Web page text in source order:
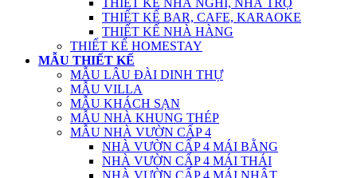
THIẾT KẾ NHÀ NGHỈ, NHÀ TRỌ
THIẾT KẾ BAR, CAFE, KARAOKE
THIẾT KẾ NHÀ HÀNG
THIẾT KẾ HOMESTAY
MẪU THIẾT KẾ
MẪU LÂU ĐÀI DINH THỰ
MẪU VILLA
MẪU KHÁCH SẠN
MẪU NHÀ KHUNG THÉP
MẪU NHÀ VƯỜN CẤP 4
NHÀ VƯỜN CẤP 4 MÁI BẰNG
NHÀ VƯỜN CẤP 4 MÁI THÁI
NHÀ VƯỜN CẤP 4 MÁI NHẬT